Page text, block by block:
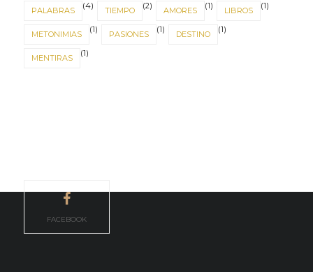
PALABRAS (4) TIEMPO (2) AMORES (1) LIBROS (1)
METONIMIAS (1) PASIONES (1) DESTINO (1)
MENTIRAS (1)
FACEBOOK